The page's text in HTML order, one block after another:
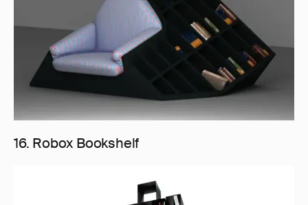
16. Robox Bookshelf